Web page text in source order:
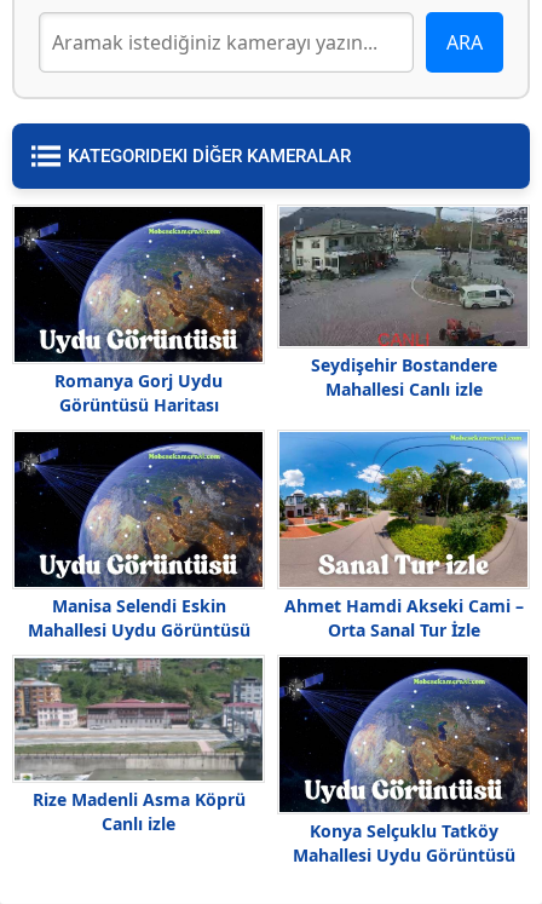
KATEGORIDEKI DİĞER KAMERALAR
Romanya Gorj Uydu
Görüntüsü Haritası
Seydişehir Bostandere
Mahallesi Canlı izle
Manisa Selendi Eskin
Mahallesi Uydu Görüntüsü
Ahmet Hamdi Akseki Cami –
Orta Sanal Tur İzle
Rize Madenli Asma Köprü
Canlı izle
Konya Selçuklu Tatköy
Mahallesi Uydu Görüntüsü